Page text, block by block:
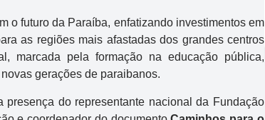
o futuro da Paraíba, enfatizando investimentos em
as regiões mais afastadas dos grandes centros
marcada pela formação na educação pública,
gerações de paraibanos.
presença do representante nacional da Fundação